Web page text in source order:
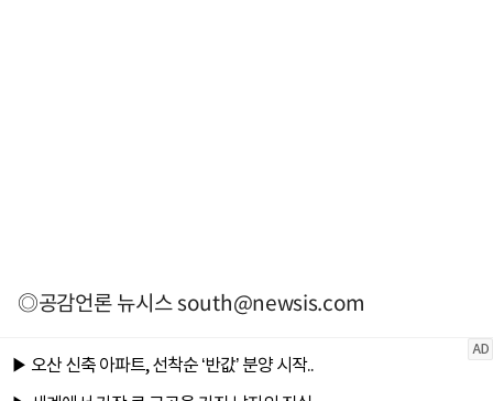
◎공감언론 뉴시스south@newsis.com